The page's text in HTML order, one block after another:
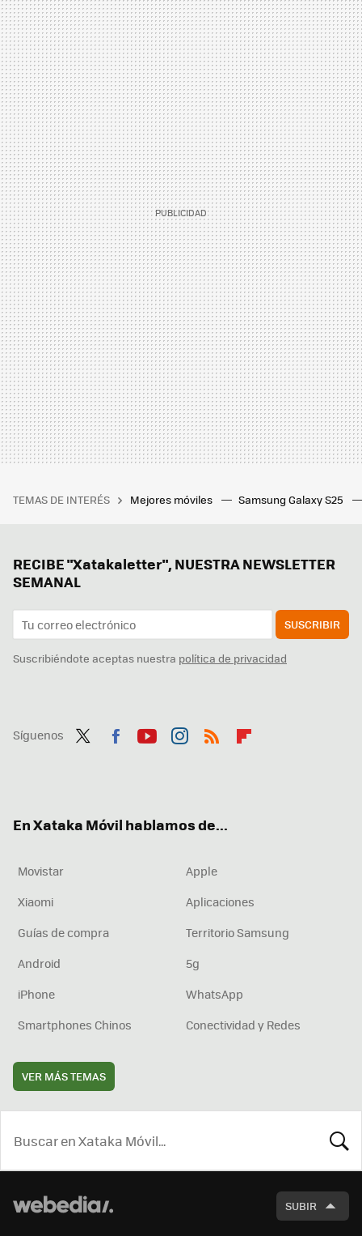
TEMAS DE INTERÉS Mejores móviles Samsung Galaxy S25
RECIBE "Xatakaletter", NUESTRA NEWSLETTER
SEMANAL
SUSCRIBIR
Suscribiéndote aceptas nuestra política de privacidad
Síguenos
En Xataka Móvil hablamos de...
Movistar
Apple
Xiaomi
Aplicaciones
Guías de compra
Territorio Samsung
Android
5g
iPhone
WhatsApp
Smartphones Chinos
Conectividad y Redes
VER MÁS TEMAS
SUBIR